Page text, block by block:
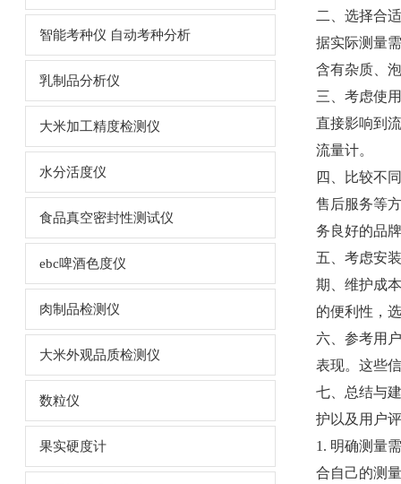
智能考种仪 自动考种分析
乳制品分析仪
大米加工精度检测仪
水分活度仪
食品真空密封性测试仪
ebc啤酒色度仪
肉制品检测仪
大米外观品质检测仪
数粒仪
果实硬度计
二、选择合
据实际测量
含有杂质、
三、考虑使
直接影响到
流量计。
四、比较不
售后服务等
务良好的品
五、考虑安
期、维护成
的便利性，
六、参考用
表现。这些
七、总结与
护以及用户
1. 明确测量
合自己的测